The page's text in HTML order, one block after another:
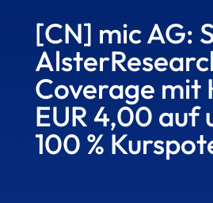
[CN] mic AG:
Coverage mit
EUR 4,00 auf
100 %